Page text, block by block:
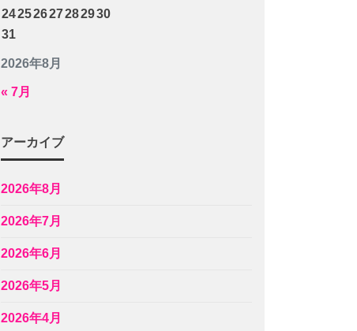
2026年8月
24252627282930
31
« 7月
アーカイブ
2026年8月
2026年7月
2026年6月
2026年5月
2026年4月